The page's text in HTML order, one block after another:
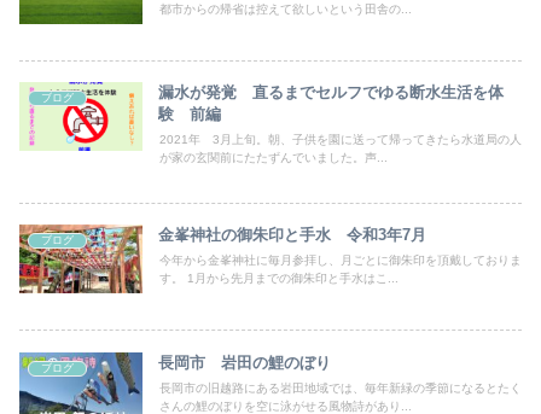
都市からの帰省は控えて欲しいという田舎の...
ブログ
漏水が発覚 直るまでセルフでゆる断水生活を体
験 前編
2021年 3月上旬。朝、子供を園に送って帰ってきたら水道局の人
が家の玄関前にたたずんでいました。声...
ブログ 金峯神社の御朱印と手水 令和3年7月
今年から金峯神社に毎月参拝し、月ごとに御朱印を頂戴しておりま
す。 1月から先月までの御朱印と手水はこ...
ブログ 長岡市 岩田の鯉のぼり
長岡市の旧越路にある岩田地域では、毎年新緑の季節になるとたく
さんの鯉のぼりを空に泳がせる風物詩があり...